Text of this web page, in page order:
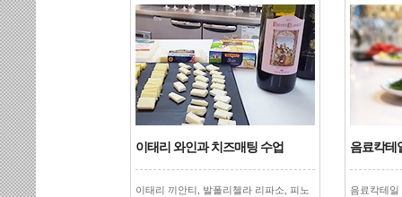
이태리 와인과 치즈매팅 수업
이태리 끼안티, 발폴리첼라 리파소, 피노
음료칵테
음료칵테